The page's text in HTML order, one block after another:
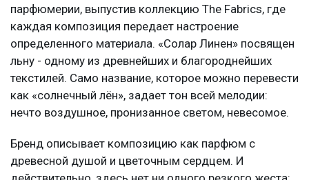
парфюмерии, выпустив коллекцию The Fabrics, где
каждая композиция передает настроение
определенного материала. «Солар Линен» посвящен
льну - одному из древнейших и благороднейших
текстилей. Само название, которое можно перевести
как «солнечный лён», задает тон всей мелодии:
нечто воздушное, пронизанное светом, невесомое.
Бренд описывает композицию как парфюм с
древесной душой и цветочным сердцем. И